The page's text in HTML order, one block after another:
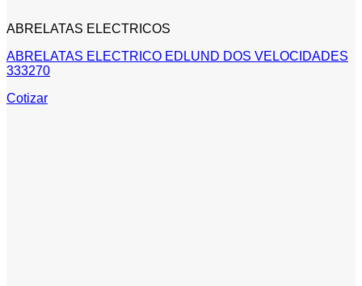
ABRELATAS ELECTRICOS
ABRELATAS ELECTRICO EDLUND DOS VELOCIDADES
333270
Cotizar